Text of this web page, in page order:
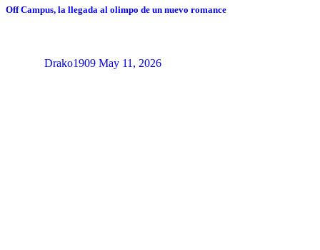
Off Campus, la llegada al olimpo de un nuevo romance
Drako1909 May 11, 2026